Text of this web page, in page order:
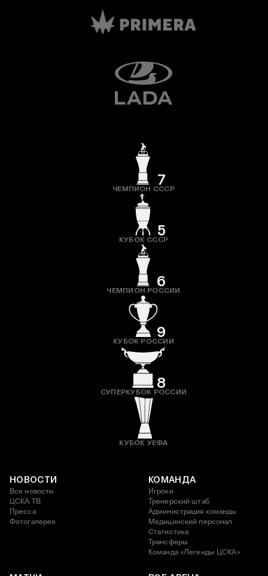
7
ЧЕМПИОН СССР
5
КУБОК СССР
6
ЧЕМПИОН РОССИИ
9
КУБОК РОССИИ
8
СУПЕРКУБОК РОССИИ
КУБОК УЕФА
НОВОСТИ
Все новости
ЦСКА ТВ
Пресса
Фотогалерея
КОМАНДА
Игроки
Тренерский штаб
Администрация команды
Медицинский персонал
Статистика
Трансферы
Команда «Легенды ЦСКА»